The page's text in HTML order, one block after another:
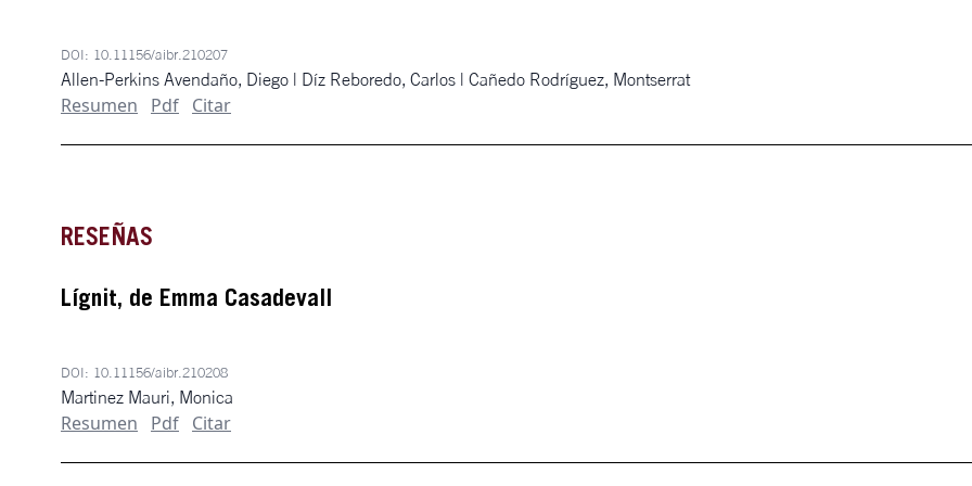
DOI: 10.11156/aibr.210207
Allen-Perkins Avendaño, Diego | Díz Reboredo, Carlos | Cañedo Rodríguez, Montserrat
Resumen Pdf Citar
RESEÑAS
Lígnit, de Emma Casadevall
DOI: 10.11156/aibr.210208
Martinez Mauri, Monica
Resumen Pdf Citar